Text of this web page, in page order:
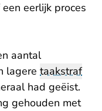
eerlijk proces
aantal
lagere taakstraf
had geëist.
gehouden met